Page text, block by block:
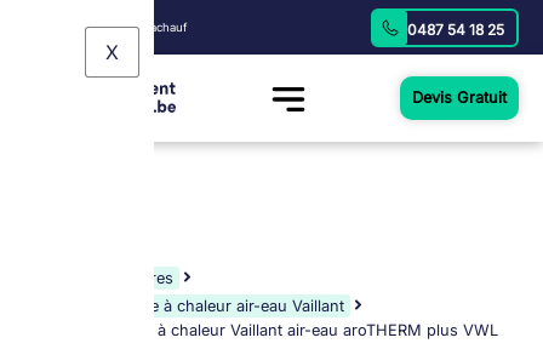
Fourni par: Groupe ilmachauf 0487 54 18 25
X
Devis Gratuit
Chaudières
Système de pompe à chaleur air-eau Vaillant
Installation pompe à chaleur Vaillant air-eau aroTHERM plus VWL